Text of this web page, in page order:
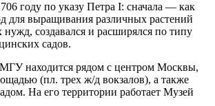
году по указу Петра I: сначала — как
для выращивания различных растений
нужд, создавался и расширялся по типу
садов.
находится рядом с центром Москвы,
(пл. трех ж/д вокзалов), а также
На его территории работает Музей